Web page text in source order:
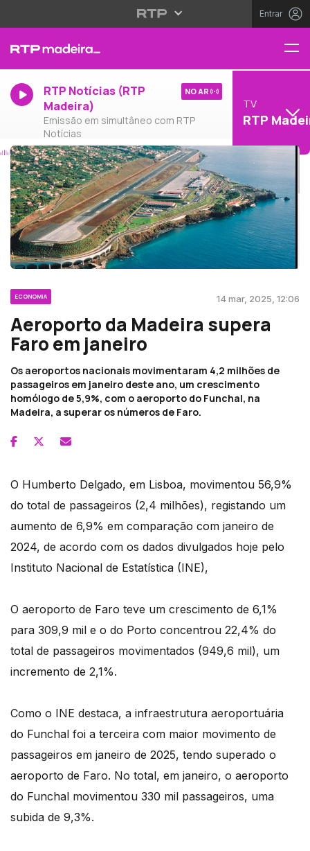
Entrar
RTP Notícias (RTP
Madeira)
Emissão em simultâneo com RTP
Notícias
NO AR
TV
RTP
ECONOMIA 14 mar, 2025, 12:06
Aeroporto da Madeira supera
Faro em janeiro
Os aeroportos nacionais movimentaram 4,2 milhões de
passageiros em janeiro deste ano, um crescimento
homólogo de 5,9%, com o aeroporto do Funchal, na
Madeira, a superar os números de Faro.
O Humberto Delgado, em Lisboa, movimentou 56,9%
do total de passageiros (2,4 milhões), registando um
aumento de 6,9% em comparação com janeiro de
2024, de acordo com os dados divulgados hoje pelo
Instituto Nacional de Estatística (INE),
O aeroporto de Faro teve um crescimento de 6,1%
para 309,9 mil e o do Porto concentrou 22,4% do
total de passageiros movimentados (949,6 mil), um
incremento de 2,1%.
Como o INE destaca, a infraestrutura aeroportuária
do Funchal foi a terceira com maior movimento de
passageiros em janeiro de 2025, tendo superado o
aeroporto de Faro. No total, em janeiro, o aeroporto
do Funchal movimentou 330 mil passageiros, uma
subida de 9,3%.